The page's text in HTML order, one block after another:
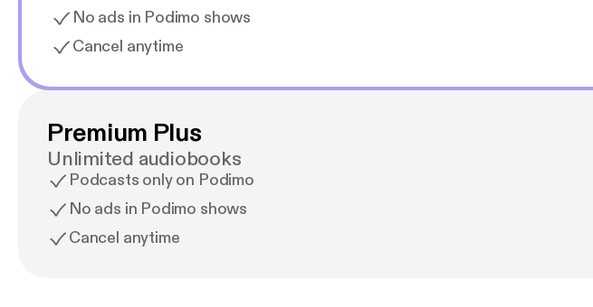
No ads in Podimo shows
Cancel anytime
Premium Plus
Unlimited audiobooks
Podcasts only on Podimo
No ads in Podimo shows
Cancel anytime